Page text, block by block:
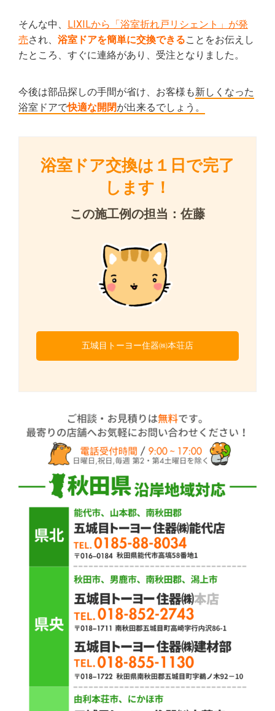
そんな中、 LIXILから「浴室折れ戸リシェント」が発
売され、 浴室ドアを簡単に交換できることをお伝えし
たところ、すぐに連絡があり、受注となりました。
今後は部品探しの手間が省け、お客様も新しくなった
浴室ドアで快適な開閉が出来るでしょう。
浴室ドア交換は１日で完了
します！
この施工例の担当：佐藤
五城目トーヨー住器㈱本荘店